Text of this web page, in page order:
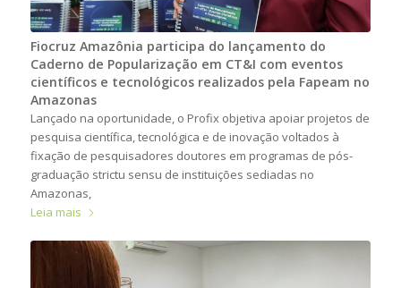
Fiocruz Amazônia participa do lançamento do
Caderno de Popularização em CT&I com eventos
científicos e tecnológicos realizados pela Fapeam no
Amazonas
Lançado na oportunidade, o Profix objetiva apoiar projetos de
pesquisa científica, tecnológica e de inovação voltados à
fixação de pesquisadores doutores em programas de pós-
graduação strictu sensu de instituições sediadas no
Amazonas,
Leia mais